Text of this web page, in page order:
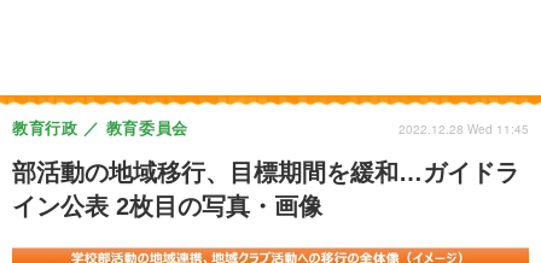
部活動の地域移行、目標期間を緩和…ガイドラ
イン公表 2枚目の写真・画像
教育行政 教育委員会 2022.12.28 Wed 11:45